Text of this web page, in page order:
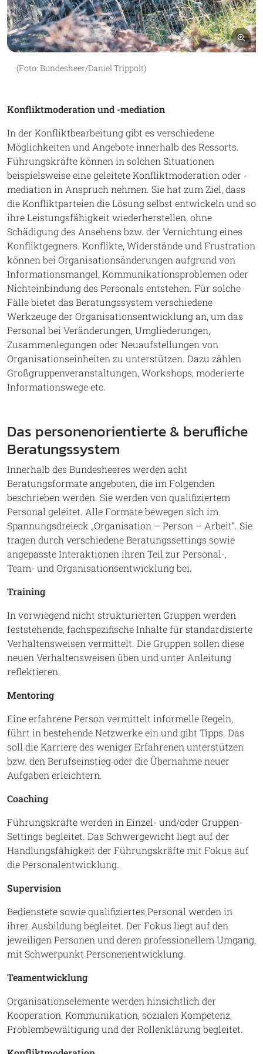
(Foto: Bundesheer/Daniel Trippolt)
Konfliktmoderation und -mediation
In der Konfliktbearbeitung gibt es verschiedene
Möglichkeiten und Angebote innerhalb des Ressorts.
Führungskräfte können in solchen Situationen
beispielsweise eine geleitete Konfliktmoderation oder -
mediation in Anspruch nehmen. Sie hat zum Ziel, dass
die Konfliktparteien die Lösung selbst entwickeln und so
ihre Leistungsfähigkeit wiederherstellen, ohne
Schädigung des Ansehens bzw. der Vernichtung eines
Konfliktgegners. Konflikte, Widerstände und Frustration
können bei Organisationsänderungen aufgrund von
Informationsmangel, Kommunikationsproblemen oder
Nichteinbindung des Personals entstehen. Für solche
Fälle bietet das Beratungssystem verschiedene
Werkzeuge der Organisationsentwicklung an, um das
Personal bei Veränderungen, Umgliederungen,
Zusammenlegungen oder Neuaufstellungen von
Organisationseinheiten zu unterstützen. Dazu zählen
Großgruppenveranstaltungen, Workshops, moderierte
Informationswege etc.
Das personenorientierte & berufliche
Beratungssystem
Innerhalb des Bundesheeres werden acht
Beratungsformate angeboten, die im Folgenden
beschrieben werden. Sie werden von qualifiziertem
Personal geleitet. Alle Formate bewegen sich im
Spannungsdreieck „Organisation – Person – Arbeit“. Sie
tragen durch verschiedene Beratungssettings sowie
angepasste Interaktionen ihren Teil zur Personal-,
Team- und Organisationsentwicklung bei.
Training
In vorwiegend nicht strukturierten Gruppen werden
feststehende, fachspezifische Inhalte für standardisierte
Verhaltensweisen vermittelt. Die Gruppen sollen diese
neuen Verhaltensweisen üben und unter Anleitung
reflektieren.
Mentoring
Eine erfahrene Person vermittelt informelle Regeln,
führt in bestehende Netzwerke ein und gibt Tipps. Das
soll die Karriere des weniger Erfahrenen unterstützen
bzw. den Berufseinstieg oder die Übernahme neuer
Aufgaben erleichtern.
Coaching
Führungskräfte werden in Einzel- und/oder Gruppen-
Settings begleitet. Das Schwergewicht liegt auf der
Handlungsfähigkeit der Führungskräfte mit Fokus auf
die Personalentwicklung.
Supervision
Bedienstete sowie qualifiziertes Personal werden in
ihrer Ausbildung begleitet. Der Fokus liegt auf den
jeweiligen Personen und deren professionellem Umgang,
mit Schwerpunkt Personenentwicklung.
Teamentwicklung
Organisationselemente werden hinsichtlich der
Kooperation, Kommunikation, sozialen Kompetenz,
Problembewältigung und der Rollenklärung begleitet.